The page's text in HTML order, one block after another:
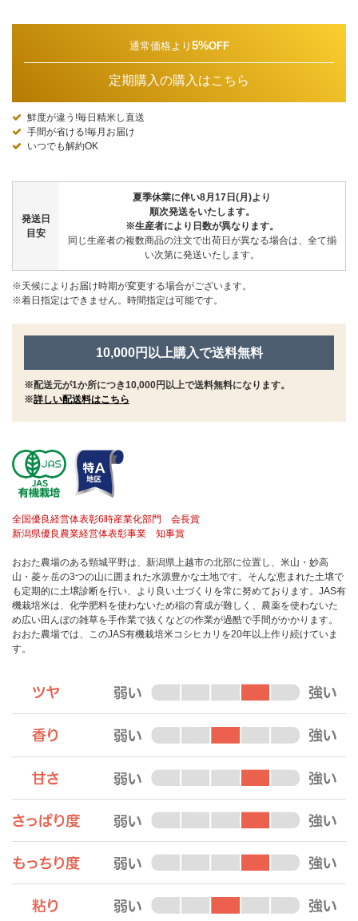
通常価格より 5%OFF
定期購入の購入はこちら
鮮度が違う!毎日精米し直送
手間が省ける!毎月お届け
いつでも解約OK
発送日
目安
夏季休業に伴い8月17日(月)より
順次発送をいたします。
※生産者により日数が異なります。
同じ生産者の複数商品の注文で出荷日が異なる場合は、全て揃
い次第に発送いたします。
※天候によりお届け時期が変更する場合がございます。
※着日指定はできません。時間指定は可能です。
10,000円以上購入で送料無料
※配送元が1か所につき10,000円以上で送料無料になります。
※詳しい配送料はこちら
全国優良経営体表彰6時産業化部門 会長賞
新潟県優良農業経営体表彰事業 知事賞
おおた農場のある頸城平野は、新潟県上越市の北部に位置し、米山・妙高
山・菱ヶ岳の3つの山に囲まれた水源豊かな土地です。そんな恵まれた土壌で
も定期的に土壌診断を行い、より良い土づくりを常に努めております。JAS有
機栽培米は、化学肥料を使わないため稲の育成が難しく、農薬を使わないた
め広い田んぼの雑草を手作業で抜くなどの作業が過酷で手間がかかります。
おおた農場では、このJAS有機栽培米コシヒカリを20年以上作り続けていま
す。